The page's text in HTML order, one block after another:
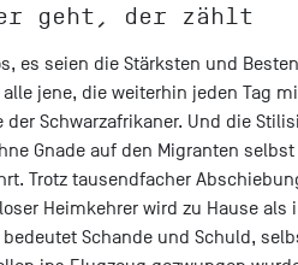
geht, der zählt
es seien die Stärksten und
jene, die weiterhin jeden Tag
der Schwarzafrikaner. Und die
Gnade auf den Migranten
Trotz tausendfacher
Heimkehrer wird zu Hause als
Schande und Schuld,